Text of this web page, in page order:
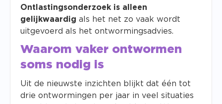
Ontlastingsonderzoek is alleen
gelijkwaardig als het net zo vaak wordt
uitgevoerd als het ontwormingsadvies.
Waarom vaker ontwormen
soms nodig is
Uit de nieuwste inzichten blijkt dat één tot
drie ontwormingen per jaar in veel situaties